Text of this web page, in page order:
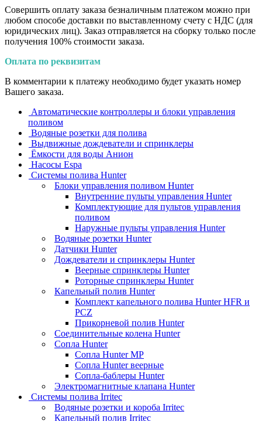
Совершить оплату заказа безналичным платежом можно при
любом способе доставки по выставленному счету с НДС (для
юридических лиц). Заказ отправляется на сборку только после
получения 100% стоимости заказа.
Оплата по реквизитам
В комментарии к платежу необходимо будет указать номер
Вашего заказа.
Автоматические контроллеры и блоки управления
поливом
Водяные розетки для полива
Выдвижные дождеватели и спринклеры
Ёмкости для воды Анион
Насосы Espa
Системы полива Hunter
Блоки управления поливом Hunter
Внутренние пульты управления Hunter
Комплектующие для пультов управления
поливом
Наружные пульты управления Hunter
Водяные розетки Hunter
Датчики Hunter
Дождеватели и спринклеры Hunter
Веерные спринклеры Hunter
Роторные спринклеры Hunter
Капельный полив Hunter
Комплект капельного полива Hunter HFR и
PCZ
Прикорневой полив Hunter
Соединительные колена Hunter
Сопла Hunter
Сопла Hunter MP
Сопла Hunter веерные
Сопла-баблеры Hunter
Электромагнитные клапана Hunter
Системы полива Irritec
Водяные розетки и короба Irritec
Капельный полив Irritec